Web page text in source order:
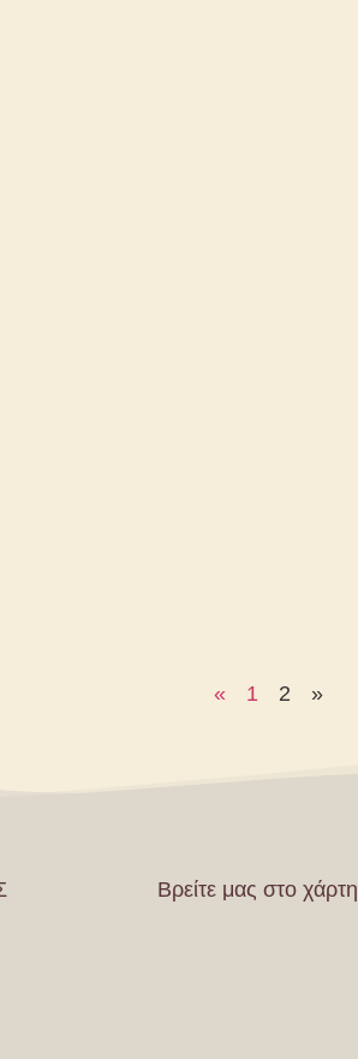
« 1 2 »
Βρείτε μας στο χάρτη